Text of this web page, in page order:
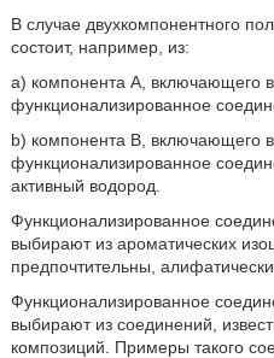
В случае двухкомпонентного
состоит, например, из:
а) компонента А, включающего
функционализированное
b) компонента В, включающего
функционализированное
активный водород.
Функционализированное
выбирают из ароматических
предпочтительны,
Функционализированное
выбирают из соединений,
композиций. Примеры такого